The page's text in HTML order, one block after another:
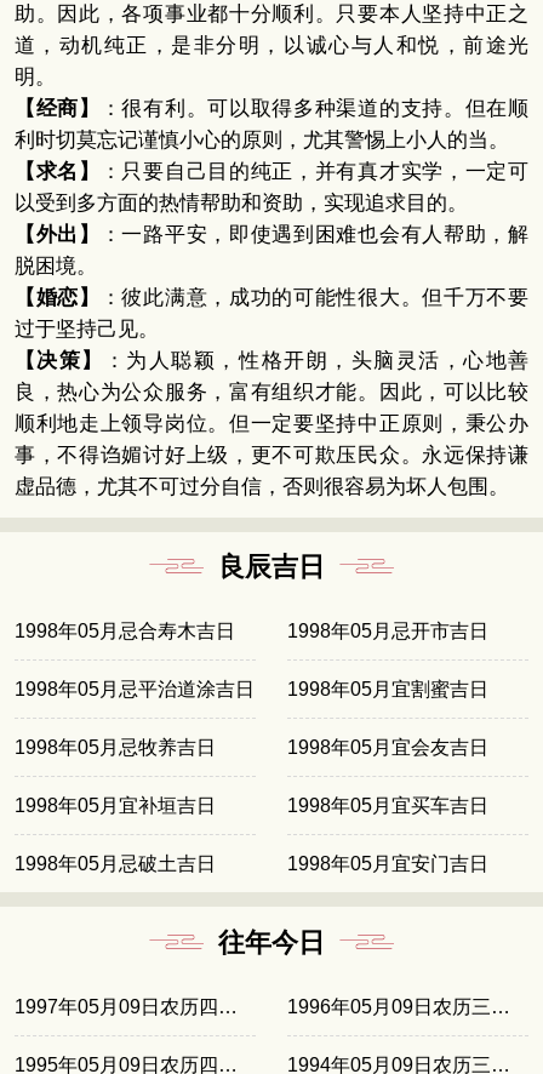
助。因此，各项事业都十分顺利。只要本人坚持中正之
道，动机纯正，是非分明，以诚心与人和悦，前途光
明。
【经商】
：很有利。可以取得多种渠道的支持。但在顺
利时切莫忘记谨慎小心的原则，尤其警惕上小人的当。
【求名】
：只要自己目的纯正，并有真才实学，一定可
以受到多方面的热情帮助和资助，实现追求目的。
【外出】
：一路平安，即使遇到困难也会有人帮助，解
脱困境。
【婚恋】
：彼此满意，成功的可能性很大。但千万不要
过于坚持己见。
【决策】
：为人聪颖，性格开朗，头脑灵活，心地善
良，热心为公众服务，富有组织才能。因此，可以比较
顺利地走上领导岗位。但一定要坚持中正原则，秉公办
事，不得诌媚讨好上级，更不可欺压民众。永远保持谦
虚品德，尤其不可过分自信，否则很容易为坏人包围。
良辰吉日
1998年05月忌合寿木吉日 1998年05月忌开市吉日
1998年05月忌平治道涂吉日 1998年05月宜割蜜吉日
1998年05月忌牧养吉日 1998年05月宜会友吉日
1998年05月宜补垣吉日 1998年05月宜买车吉日
1998年05月忌破土吉日 1998年05月宜安门吉日
往年今日
1997年05月09日农历四月初三 1996年05月09日农历三月廿二
1995年05月09日农历四月初十 1994年05月09日农历三月廿九